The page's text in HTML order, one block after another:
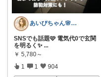
あいびちゃん🌸２児mama
SNSでも話題🩷 電気代0で玄関
を明るく✨ ...
￥ 5,780～
1 1 904